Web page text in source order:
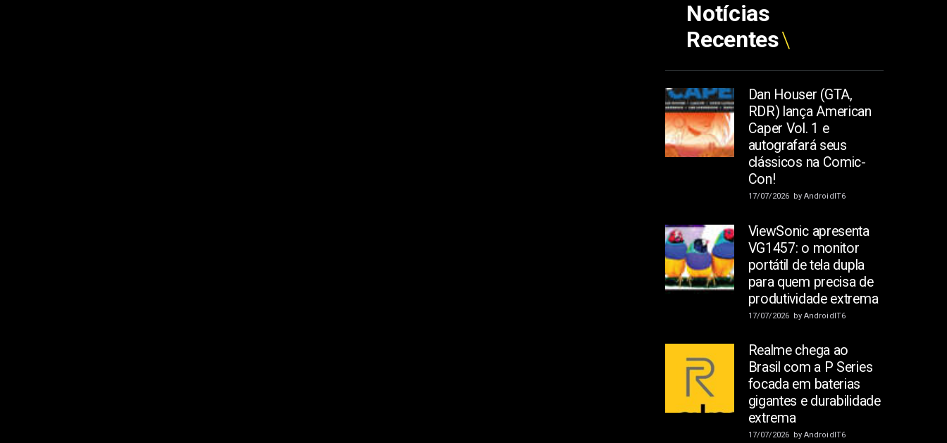
Notícias
Recentes
Dan Houser (GTA,
RDR) lança American
Caper Vol. 1 e
autografará seus
clássicos na Comic-
Con!
17/07/2026 by AndroidIT6
ViewSonic apresenta
VG1457: o monitor
portátil de tela dupla
para quem precisa de
produtividade extrema
17/07/2026 by AndroidIT6
Realme chega ao
Brasil com a P Series
focada em baterias
gigantes e durabilidade
extrema
17/07/2026 by AndroidIT6